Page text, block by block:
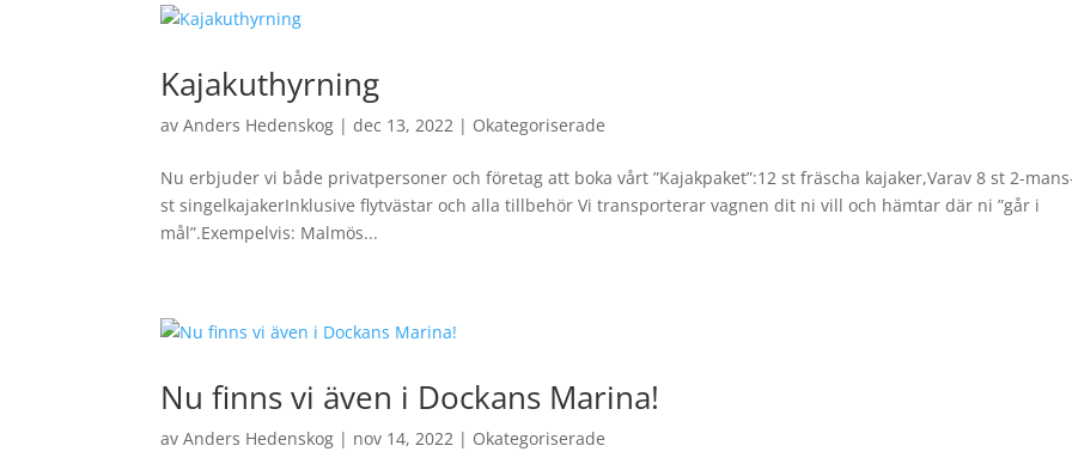
Kajakuthyrning
avAnders Hedenskog |dec 13, 2022 | Okategoriserade
Nu erbjuder vi både privatpersoner och företag att boka vårt ”Kajakpaket”:12 st fräscha kajaker,Varav 8 st 2-
st singelkajakerInklusive flytvästar och alla tillbehör Vi transporterar vagnen dit ni vill och hämtar där ni ”går i
mål”.Exempelvis: Malmös...
Nu finns vi även i Dockans Marina!
avAnders Hedenskog | nov 14, 2022 | Okategoriserade